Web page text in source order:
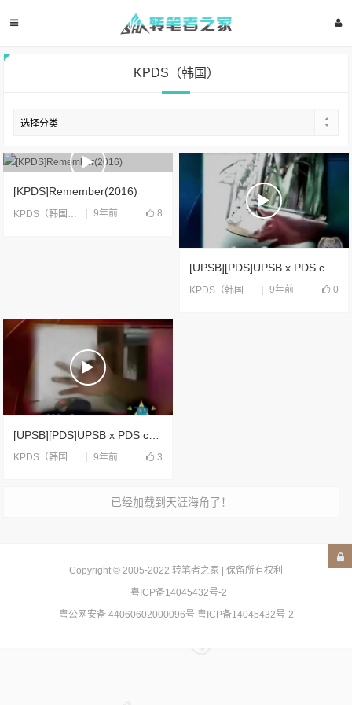
KPDS（韩国）
[KPDS]Remember(2016)
KPDS（韩国） 合片9年前 8
[UPSB][PDS]UPSB x PDS collaboration part 2(2006)
KPDS（韩国） UPSB（国际） ,合片
9年前 0
KPDS（韩国） UPSB（国际） ,合片
9年前 3
已经加载到天涯海角了！
Copyright © 2005-2022 转笔者之家 | 保留所有权利
粤ICP备14045432号-2
粤公网安备 44060602000096号 粤ICP备14045432号-2